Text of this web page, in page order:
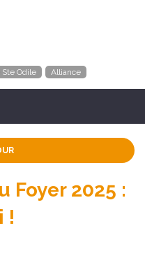
Ste Odile Alliance
Foyer 2025 :
!